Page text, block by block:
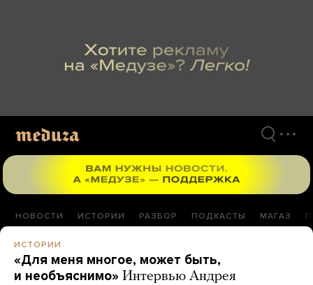
НОВОСТИ ИСТОРИИ РАЗБОР ПОДКАСТЫ МАГАЗ
ИСТОРИИ
«Для меня многое, может быть,
и необъяснимо» Интервью Андрея